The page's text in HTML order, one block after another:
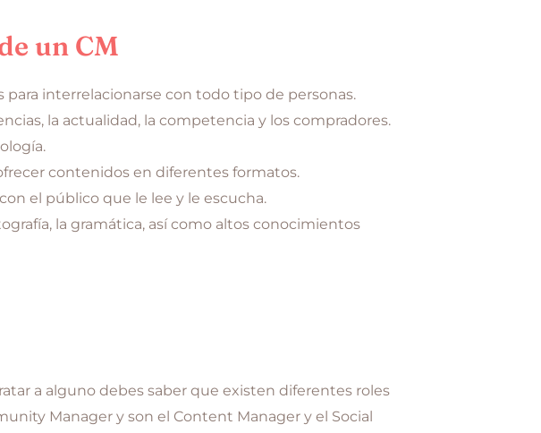
un CM
para interrelacionarse con todo tipo de personas.
la actualidad, la competencia y los compradores.
contenidos en diferentes formatos.
el público que le lee y le escucha.
la gramática, así como altos conocimientos
a alguno debes saber que existen diferentes roles
Manager y son el Content Manager y el Social